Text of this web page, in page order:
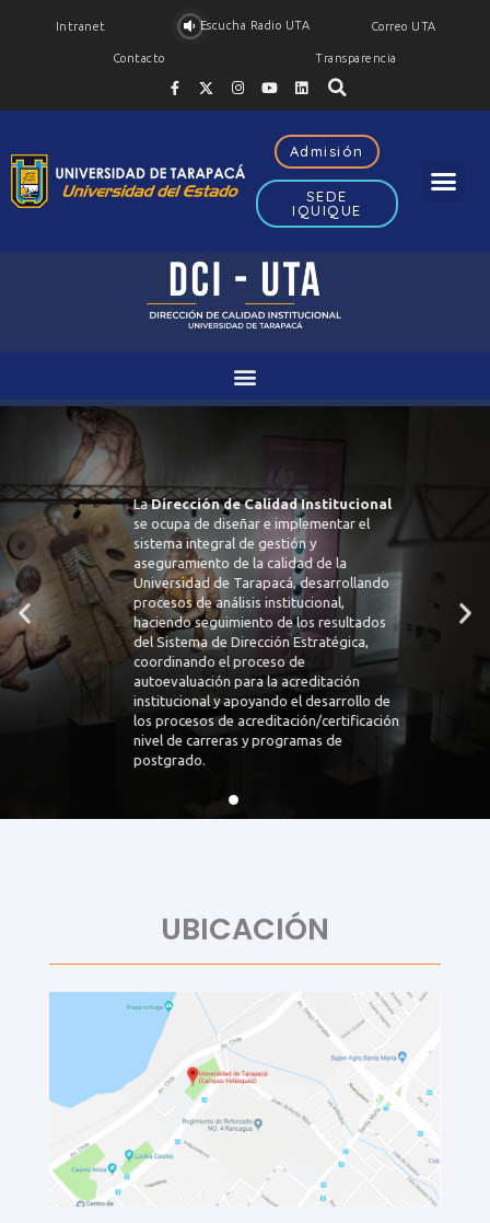
Intranet Escucha Radio UTA Correo UTA
Contacto Transparencia
Admisión
SEDE
IQUIQUE
LaDirección de Calidad Institucional
se ocupa de diseñar e implementar el
sistema integral de gestión y
aseguramiento de la calidad de la
Universidad de Tarapacá, desarrollando
procesos de análisis institucional,
haciendo seguimiento de los resultados
del Sistema de Dirección Estratégica,
coordinando el proceso de
autoevaluación para la acreditación
institucional y apoyando el desarrollo de
los procesos de acreditación/certificación
nivel de carreras y programas de
postgrado.
UBICACIÓN